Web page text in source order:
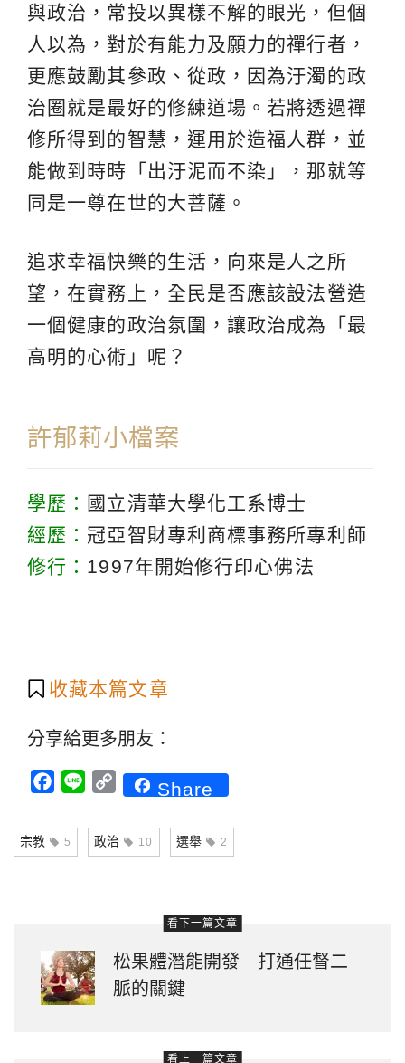
與政治，常投以異樣不解的眼光，但個
人以為，對於有能力及願力的禪行者，
更應鼓勵其參政、從政，因為汙濁的政
治圈就是最好的修練道場。若將透過禪
修所得到的智慧，運用於造福人群，並
能做到時時「出汙泥而不染」，那就等
同是一尊在世的大菩薩。
追求幸福快樂的生活，向來是人之所
望，在實務上，全民是否應該設法營造
一個健康的政治氛圍，讓政治成為「最
高明的心術」呢？
許郁莉小檔案
學歷： 國立清華大學化工系博士
經歷： 冠亞智財專利商標事務所專利師
修行： 1997年開始修行印心佛法
收藏本篇文章
分享給更多朋友：
Facebook
Line CopyShare
宗教 5 政治 10 選舉 2
看下一篇文章
松果體潛能開發 打通任督二
脈的關鍵
看上一篇文章